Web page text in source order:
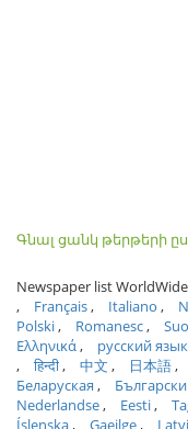
Գնալ ցանկ թերթերի
Newspaper list
Français
Italiano
Polski
Romanesc
Ελληνικά
русский язык
हिन्दी
中文 日本語
Беларуская
Български
Nederlandse
Eesti
Íslenska
Gaeilge